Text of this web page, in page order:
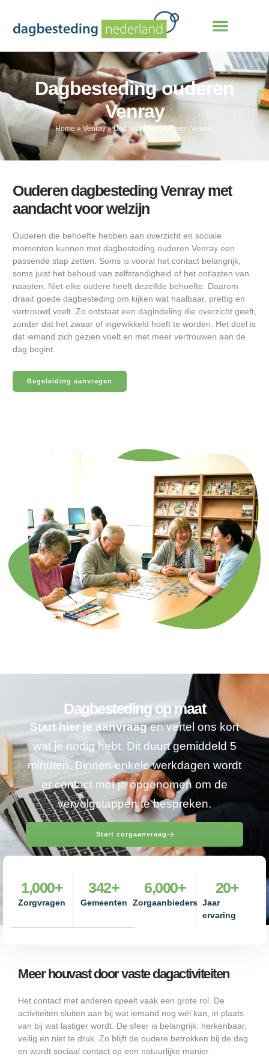
Dagbesteding ouderen
Venray
Home » Venray»Dagbesteding ouderen Venray
Ouderen dagbesteding Venray met
aandacht voor welzijn
Ouderen die behoefte hebben aan overzicht en sociale
momenten kunnen met dagbesteding ouderen Venray een
passende stap zetten. Soms is vooral het contact belangrijk,
soms juist het behoud van zelfstandigheid of het ontlasten van
naasten. Niet elke oudere heeft dezelfde behoefte. Daarom
draait goede dagbesteding om kijken wat haalbaar, prettig en
vertrouwd voelt. Zo ontstaat een dagindeling die overzicht geeft,
zonder dat het zwaar of ingewikkeld hoeft te worden. Het doel is
dat iemand zich gezien voelt en met meer vertrouwen aan de
dag begint.
Begeleiding aanvragen
Dagbesteding op maat
Start hier je aanvraagen vertel ons kort
wat je nodig hebt. Dit duurt gemiddeld 5
minuten. Binnen enkele werkdagen wordt
er contact met je opgenomen om de
vervolgstappen te bespreken.
Start zorgaanvraag
Zorgvragen
1,000+
Gemeenten
342+
Zorgaanbieders
6,000+
Jaar
ervaring
20+
Meer houvast door vaste dagactiviteiten
Het contact met anderen speelt vaak een grote rol. De
activiteiten sluiten aan bij wat iemand nog wél kan, in plaats
van bij wat lastiger wordt. De sfeer is belangrijk: herkenbaar,
veilig en niet te druk. Zo blijft de oudere betrokken bij de dag
en wordt sociaal contact op een natuurlijke manier